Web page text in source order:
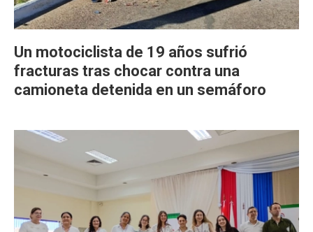
Un motociclista de 19 años sufrió
fracturas tras chocar contra una
camioneta detenida en un semáforo